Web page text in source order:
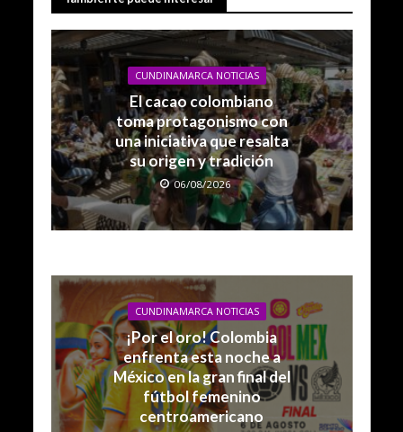
CUNDINAMARCA NOTICIAS
El cacao colombiano
toma protagonismo con
una iniciativa que resalta
su origen y tradición
06/08/2026
CUNDINAMARCA NOTICIAS
¡Por el oro! Colombia
enfrenta esta noche a
México en la gran final del
fútbol femenino
centroamericano